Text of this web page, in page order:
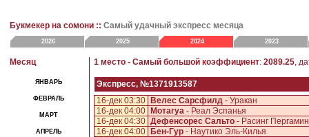
Букмекер на сомони :: Самый удачный экспресс месяца
2026 2025 2024 2023
Месяц
ЯНВАРЬ
ФЕВРАЛЬ
МАРТ
АПРЕЛЬ
1 место - Самый большой коэффициент: 2089.25,
Экспресс, №1371913587
16-дек 03:30
Велес Сарсфилд - Уракан
16-дек 04:00
Мотагуа - Реал Эспанья
16-дек 04:30 Дефенсорес Сальто - Расинг
16-дек 04:00
Бен-Гур - Наутико Эль-Килья